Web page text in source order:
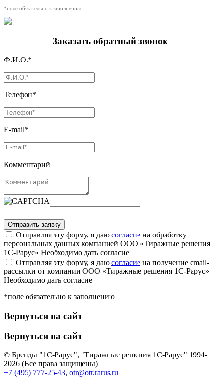
*поле обязательно к заполнению
Заказать обратный звонок
Ф.И.О.*
Телефон*
E-mail*
Комментарий
Отправляя эту форму, я даю согласие на обработку
персональных данных компанией ООО «Тиражные решения
1С-Рарус» Необходимо дать согласие
Отправляя эту форму, я даю согласие на получение email-
рассылки от компании ООО «Тиражные решения 1С-Рарус»
Необходимо дать согласие
*поле обязательно к заполнению
Вернуться на сайт
Вернуться на сайт
© Бренды "1С-Рарус", "Тиражные решения 1С-Рарус" 1994-
2026 (Все права защищены)
+7 (495) 777-25-43, otr@otr.rarus.ru